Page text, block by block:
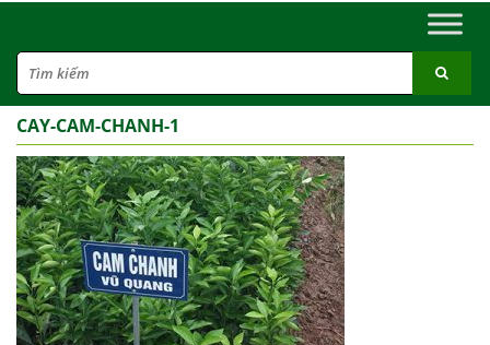
CAY-CAM-CHANH-1